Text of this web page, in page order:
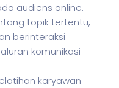
audiens online.
topik tertentu,
berinteraksi
komunikasi
karyawan